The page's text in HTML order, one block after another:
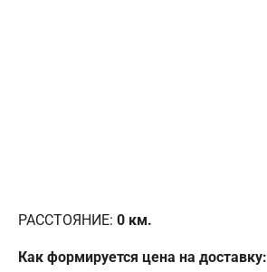
РАССТОЯНИЕ: 0 км.
Как формируется цена на доставку: